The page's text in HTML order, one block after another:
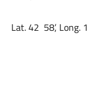
Lat. 42 58’, Long.